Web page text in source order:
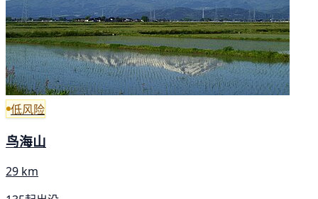
低风险
鸟海山
29 km